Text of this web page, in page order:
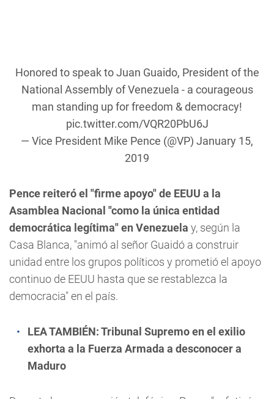
Honored to speak to Juan Guaido, President of the
National Assembly of Venezuela - a courageous
man standing up for freedom & democracy!
pic.twitter.com/VQR20PbU6J
— Vice President Mike Pence (@VP) January 15,
2019
Pence reiteró el "firme apoyo" de EEUU a la
Asamblea Nacional "como la única entidad
democrática legítima" en Venezuela y, según la
Casa Blanca, "animó al señor Guaidó a construir
unidad entre los grupos políticos y prometió el apoyo
continuo de EEUU hasta que se restablezca la
democracia" en el país.
LEA TAMBIÉN:Tribunal Supremo en el exilio
exhorta a la Fuerza Armada a desconocer a
Maduro